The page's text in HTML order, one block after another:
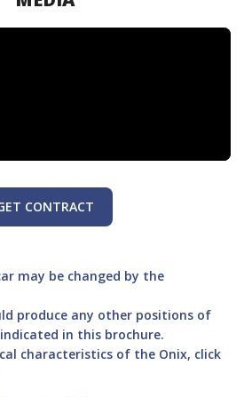
CONTRACT
may be changed by the
produce any other positions of
in this brochure.
characteristics of the Onix, click